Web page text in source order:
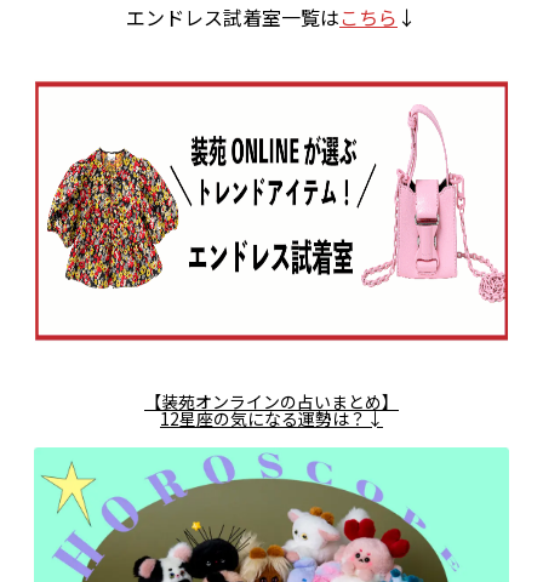
エンドレス試着室一覧はこちら ↓
【装苑オンラインの占いまとめ】
12星座の気になる運勢は？↓